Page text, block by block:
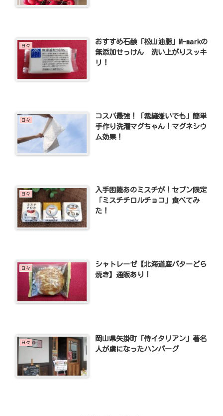
日々
おすすめ石鹸「松山油脂」M-markの
無添加せっけん 洗い上がりスッキ
リ！
日々
コスパ最強！「裁縫嫌いでも」簡単
手作り洗濯マグちゃん！マグネシウ
ム効果！
日々
入手困難あのミスチが！セブン限定
「ミスチチロルチョコ」食べてみ
た！
日々
シャトレーゼ【北海道産バターどら
焼き】通販あり！
日々
岡山県矢掛町「侍イタリアン」著名
人が虜になったハンバーグ